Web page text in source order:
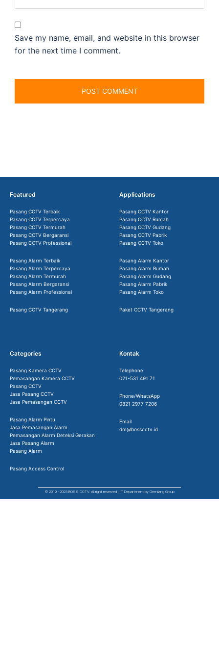
Save my name, email, and website in this browser
for the next time I comment.
Featured
Pasang CCTV Terbaik
Pasang CCTV Terpercaya
Pasang CCTV Termurah
Pasang CCTV Bergaransi
Pasang CCTV Professional
Pasang Alarm Terbaik
Pasang Alarm Terpercaya
Pasang Alarm Termurah
Pasang Alarm Bergaransi
Pasang Alarm Professional
Pasang CCTV Tangerang
Applications
Pasang CCTV Kantor
Pasang CCTV Rumah
Pasang CCTV Gudang
Pasang CCTV Pabrik
Pasang CCTV Toko
Pasang Alarm Kantor
Pasang Alarm Rumah
Pasang Alarm Gudang
Pasang Alarm Pabrik
Pasang Alarm Toko
Paket CCTV Tangerang
Categories
Pasang Kamera CCTV
Pemasangan Kamera CCTV
Pasang CCTV
Jasa Pasang CCTV
Jasa Pemasangan CCTV
Pasang Alarm Pintu
Jasa Pemasangan Alarm
Pemasangan Alarm Deteksi Gerakan
Jasa Pasang Alarm
Pasang Alarm
Pasang Access Control
Kontak
Telephone
021-531 491 71
Phone/WhatsApp
0821 2977 7206
Email
dm@bosscctv.id
© 2019 - 2023 BOSS CCTV. All right reserved | IT Department by Gemilang Group